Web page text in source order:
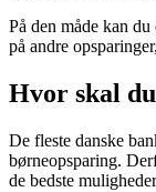
På den måde kan
på andre
Hvor skal
De fleste danske
børneopsparing.
de bedste